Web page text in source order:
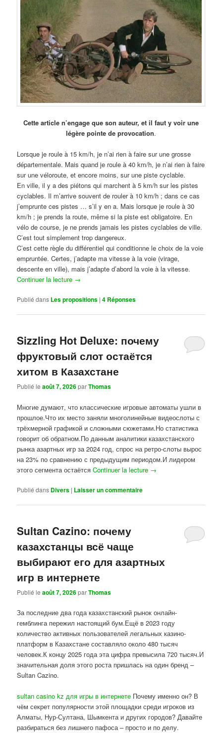
Cette article n’engage que son auteur, et il faut y voir une
légère pointe de provocation.
Lorsque je roule à 15 km/h, je n’ai rien à faire sur une grosse
départementale. Mais quand je roule à 40 km/h, je n’ai rien à faire
sur une véloroute, et encore moins, sur une piste cyclable.
En ville, il y a des piétons qui marchent à 5 km/h sur les pistes
cyclables. Il m’arrive souvent de rouler à 10 km/h ; dans ce cas
j’emprunte ces pistes … s’il y en a. Mais lorsque je roule à 30
km/h ; je prends la route, même si la piste est obligatoire. En
vélo de course, je ne prends jamais les pistes cyclables de ville.
C’est tout simplement trop dangereux.
C’est cette règle du différentiel qui conditionne le choix de la voie
empruntée. Certes, j’adapte ma vitesse à la voie (virage,
descente en ville), mais j’adapte d’abord la voie à la vitesse.
Continuer la lecture →
Publié dans Les propositions |4 Réponses
Sizzling Hot Deluxe: почему
фруктовый слот остаётся
хитом в Казахстане
Publié leaoût 7, 2026parThomas
Многие думают, что классические игровые автоматы ушли в
прошлое.Что их место заняли многолинейные видеослоты с
трёхмерной графикой и сложными сюжетами.Но статистика
говорит об обратном.По данным аналитики казахстанского
рынка азартных игр за 2024 год, спрос на ретро-слоты вырос
на 23% по сравнению с предыдущим периодом.И лидером
этого сегмента остаётсяContinuer la lecture →
Publié dans Divers | Laisser un commentaire
Sultan Cazino: почему
казахстанцы всё чаще
выбирают его для азартных
игр в интернете
Publié leaoût 7, 2026parThomas
За последние два года казахстанский рынок онлайн-
гемблинга пережил настоящий бум.Ещё в 2023 году
количество активных пользователей легальных казино-
платформ в Казахстане составляло около 480 тысяч
человек.К концу 2025 года эта цифра превысила 720 тысяч.И
значительная доля этого роста пришлась на один бренд –
Sultan Cazino.
sultan casino kz для игры в интернете Почему именно он? В
чём секрет популярности этой площадки среди игроков из
Алматы, Нур-Султана, Шымкента и других городов? Давайте
разбираться без лишнего пафоса – просто и по делу.